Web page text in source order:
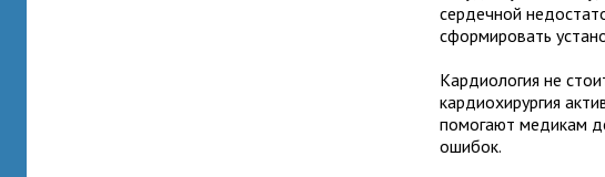
сердечной
сформировать
Кардиология не
кардиохирургия
помогают медикам
ошибок.